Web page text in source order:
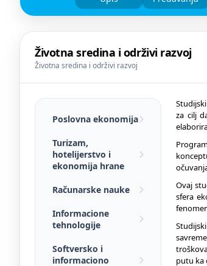
Životna sredina i održivi razvoj
Životna sredina i održivi razvoj
Poslovna ekonomija
Turizam,
hotelijerstvo i
ekonomija hrane
Računarske nauke
Informacione
tehnologije
Softversko i
informaciono
za cilj
Ovaj
sfera
putu ka